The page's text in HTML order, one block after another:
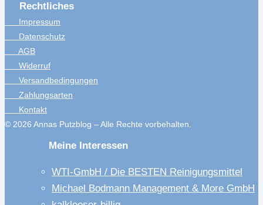
Rechtliches
Impressum
Datenschutz
AGB
Widerruf
Versandbedingungen
Zahlungsarten
Kontakt
© 2026 Annas Putzblog – Alle Rechte vorbehalten.
Meine Interessen
WTI-GmbH / Die BESTEN Reinigungsmittel
Michael Bodmann Management & More GmbH